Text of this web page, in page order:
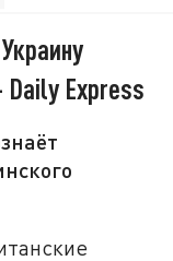
Express